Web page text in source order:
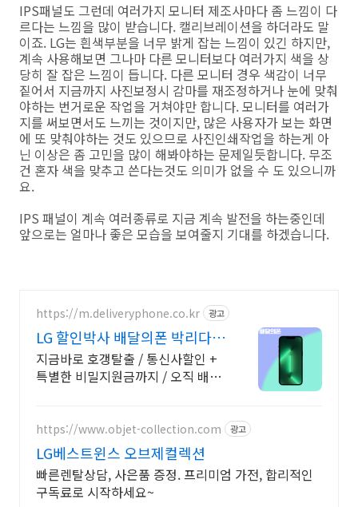
IPS패널도 그런데 여러가지 모니터 제조사마다 좀 느낌이 다
르다는 느낌을 많이 받습니다. 캘리브레이션을 하더라도 말
이죠. LG는 흰색부분을 너무 밝게 잡는 느낌이 있긴 하지만,
계속 사용해보면 그나마 다른 모니터보다 여러가지 색을 상
당히 잘 잡은 느낌이 듭니다. 다른 모니터 경우 색감이 너무
짙어서 지금까지 사진보정시 감마를 재조정하거나 눈에 맞춰
야하는 번거로운 작업을 거쳐야만 합니다. 모니터를 여러가
지를 써보면서도 느끼는 것이지만, 많은 사용자가 보는 화면
에 또 맞춰야하는 것도 있으므로 사진인쇄작업을 하는게 아
닌 이상은 좀 고민을 많이 해봐야하는 문제일듯합니다. 무조
건 혼자 색을 맞추고 쓴다는것도 의미가 없을 수 도 있으니까
요.
IPS 패널이 계속 여러종류로 지금 계속 발전을 하는중인데
앞으로는 얼마나 좋은 모습을 보여줄지 기대를 하겠습니다.
https://m.deliveryphone.co.kr 광고
LG 할인박사 배달의폰 박리다
매! 무조건 더 할인!
지금바로 호갱탈출 / 통신사할인 +
특별한 비밀지원금까지 / 오직 배달
https://www.objet-collection.com 광고
LG베스트윈스 오브제컬렉션
빠른렌탈상담, 사은품 증정. 프리미엄 가전, 합리적인
구독료로 시작하세요~